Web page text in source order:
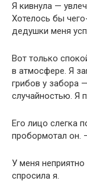
Я кивнула —
Хотелось бы
дедушки меня
Вот только
в атмосфере. Я
грибов у забора
случайностью. Я
Его лицо слегка
пробормотал он.
У меня
спросила я.